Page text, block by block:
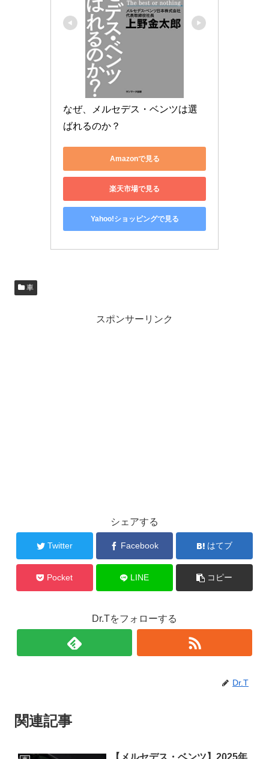
なぜ、メルセデス・ベンツは選
ばれるのか？
Amazonで見る
楽天市場で見る
Yahoo!ショッピングで見る
車
スポンサーリンク
シェアする
Twitter Facebook はてブ
Pocket LINE コピー
Dr.Tをフォローする
Dr.T
関連記事
【メルセデス・ベンツ】2025年